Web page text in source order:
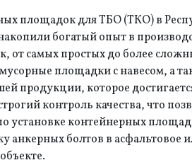
площадок для ТБО (ТКО) в
богатый опыт в
самых простых до более
площадки с навесом, а
продукции, которое
контроль качества, что
установке контейнерных
болтов в асфальтовое